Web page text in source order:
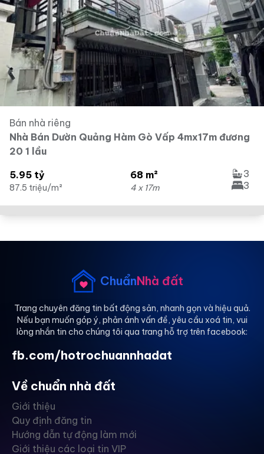
Bán nhà riêng
Nhà Bán Dườn Quảng Hàm Gò Vấp 4mx17m đương
20 1 lầu
5.95 tỷ
87.5 triệu/m²
68 m²
4 x 17m
3
3
ChuẩnNhà đất
Trang chuyên đăng tin bất động sản, nhanh gọn và hiệu quả.
Nếu bạn muốn góp ý, phản ánh vấn đề, yêu cầu xoá tin, vui
lòng nhắn tin cho chúng tôi qua trang hỗ trợ trên facebook:
fb.com/hotrochuannhadat
Về chuẩn nhà đất
Giới thiệu
Quy định đăng tin
Hướng dẫn tự động làm mới
Giới thiệu các loại tin VIP